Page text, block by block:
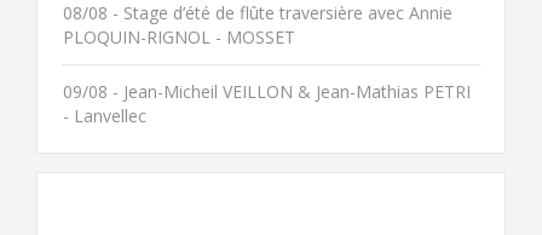
08/08 - Stage d’été de flûte traversière avec Annie
PLOQUIN-RIGNOL - MOSSET
09/08 - Jean-Micheil VEILLON & Jean-Mathias PETRI
- Lanvellec